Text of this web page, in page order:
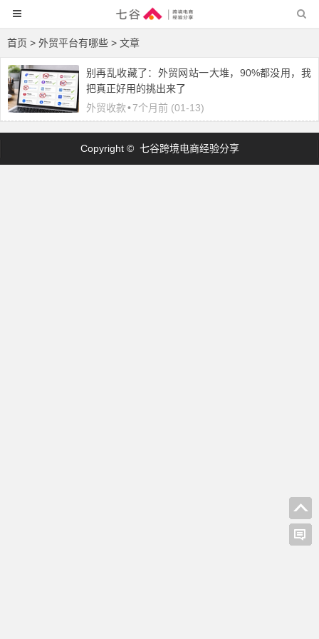
首页 > 外贸平台有哪些 > 文章
别再乱收藏了：外贸网站一大堆，90%都没用，我
把真正好用的挑出来了
外贸收款•7个月前 (01-13)
Copyright © 七谷跨境电商经验分享